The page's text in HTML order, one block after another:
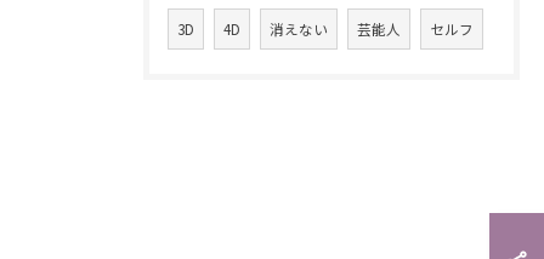
3D 4D 消えない 芸能人 セルフ